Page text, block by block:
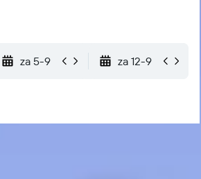
za 5-9 za 12-9